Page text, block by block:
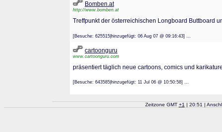
Bomben.at
http://www.bomben.at
Treffpunkt der österreichischen Longboard Buttboard
[Besuche: 625515|hinzugefügt: 06 Aug 07 @ 09:16:43] ...
cartoonguru
www.cartoonguru.com
präsentiert täglich neue cartoons, comics und
[Besuche: 643585|hinzugefügt: 11 Jul 06 @ 10:50:58] ...
Zeitzone GMT +1 | 20:51 |